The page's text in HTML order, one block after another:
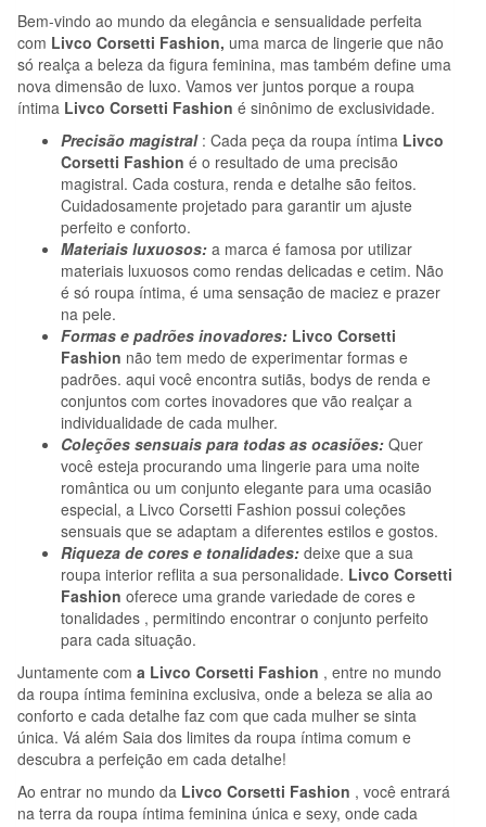
Bem-vindo ao mundo da elegância e sensualidade perfeita
com Livco Corsetti Fashion, uma marca de lingerie que não
só realça a beleza da figura feminina, mas também define uma
nova dimensão de luxo. Vamos ver juntos porque a roupa
íntima Livco Corsetti Fashion é sinônimo de exclusividade.
Precisão magistral: Cada peça da roupa íntima Livco
Corsetti Fashion é o resultado de uma precisão
magistral. Cada costura, renda e detalhe são feitos.
Cuidadosamente projetado para garantir um ajuste
perfeito e conforto.
Materiais luxuosos: a marca é famosa por utilizar
materiais luxuosos como rendas delicadas e cetim. Não
é só roupa íntima, é uma sensação de maciez e prazer
na pele.
Formas e padrões inovadores: Livco Corsetti
Fashion não tem medo de experimentar formas e
padrões. aqui você encontra sutiãs, bodys de renda e
conjuntos com cortes inovadores que vão realçar a
individualidade de cada mulher.
Coleções sensuais para todas as ocasiões: Quer
você esteja procurando uma lingerie para uma noite
romântica ou um conjunto elegante para uma ocasião
especial, a Livco Corsetti Fashion possui coleções
sensuais que se adaptam a diferentes estilos e gostos.
Riqueza de cores e tonalidades: deixe que a sua
roupa interior reflita a sua personalidade. Livco Corsetti
Fashion oferece uma grande variedade de cores e
tonalidades , permitindo encontrar o conjunto perfeito
para cada situação.
Juntamente com a Livco Corsetti Fashion , entre no mundo
da roupa íntima feminina exclusiva, onde a beleza se alia ao
conforto e cada detalhe faz com que cada mulher se sinta
única. Vá além Saia dos limites da roupa íntima comum e
descubra a perfeição em cada detalhe!
Ao entrar no mundo da Livco Corsetti Fashion , você entrará
na terra da roupa íntima feminina única e sexy, onde cada